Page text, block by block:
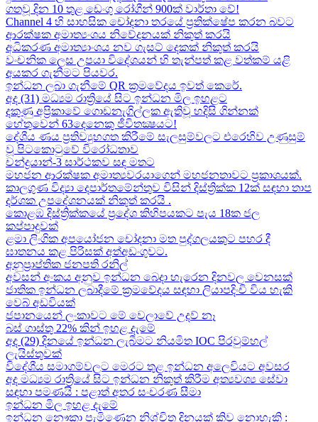
ගතවූ දින 10 තුළ ඩෙංගු රෝගීන් 900ක් වාර්තා වේ!
Channel 4 හි සාහසික චෝදනා තරයේ ප්‍රතික්ෂේප කරන බවට
ආරක්ෂක අමාත්‍යංශය නිවේදනයක් නිකුත් කරයි
අධිකරණ අමාත්‍යාංශය නව ගැසට් දෙකක් නිකුත් කරයි
වංචනික ලෙස උපයා විදේශයන් හි තැන්පත් කළ​ වත්කම් යළි
අයකර ගැනීමට පියවර​.
ඉන්ධන ලබා ගැනීමේ QR ක්‍රමවේදය ඉවත් කෙරේ.
අද (31) මධ්‍යම රාත්‍රියේ සිට ඉන්ධන මිල ඉහළට
දකුණු අප්‍රිකාවේ ගොඩනැගිල්ලක ඇතිවූ හදිසි ගින්නක්
හේතුවෙන් 63දෙනෙකු ජීවිතක්‍ෂයට​!
දේශීය​ ණය ප්‍රතිව්‍යුහගත කිරීමේ සැලසුම්වලට එරෙහිව උණුසුම්
වූ පිටකොටුවේ විරෝධතාව
චන්ද්‍රයාන්-3 සාර්ථකව සඳ මතට​
මහජන ආරක්ෂක අමාත්‍යවරයාගෙන් මහජනතාවට ප්‍රකාශයක්.
කාලගුණ විද්‍යා දෙපාර්තමේන්තුව විසින් දිස්ත්‍රික්ක 12ක් සඳහා තාප
දර්ශක උපදේශනයක් නිකුත් කරයි .
කොළඹ දිස්ත්‍රික්කයේ ප්‍රදේශ කිහිපයකට පැය 18ක ජල
කප්පාදුවක්
ළමා ලිංගික අපයෝජන චෝදනා මත පුද්ගලයකුට පහර දී
ඝාතනය කළ පිරිසක් අත්අඩංගුවට.
අනුප්‍රාප්තික ජනපති රනිල්
අවසන් අංකය අනුව ඉන්ධන බෙදා හැරෙන දිනවල වෙනසක්
ජාතික ඉන්ධන ලබාදීමේ ක්‍රමවේදය සඳහා ලියාපදිංචි විය හැකි
වෙබ් අඩවියක්
ජපානයෙන් ලංකාවට මේ වෙලාවේ උදව් නෑ
බස් ගාස්තු 22% කින් ඉහළ දැමේ
අද (29) දිනයේ ඉන්ධන ලැබීමට නියමිත IOC පිරවුම්හල්
ලැයිස්තුවක්
විදේශීය සමාගම්වලට මෙරට තුළ ඉන්ධන අලෙවියට අවසර
අද මධ්‍යම රාත්‍රියේ සිට ඉන්ධන නිකුත් කිරීම අත්‍යවශ්‍ය සේවා
සඳහා පමණයි : පළාත් අතර සංචරණ සීමා
ඉන්ධන මිල ඉහළ දැමේ
ඉන්ධන නෞකා පැමිණෙන නිශ්චිත දිනයක් කිව නොහැකි :